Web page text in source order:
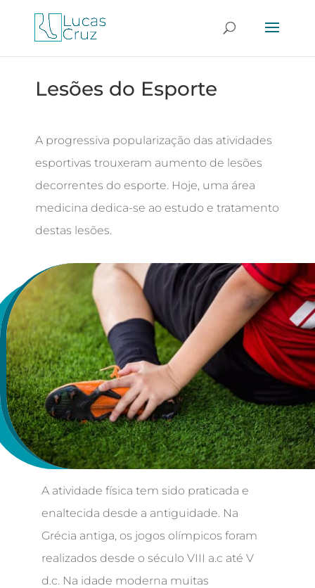
Lesões do Esporte
A progressiva popularização das atividades
esportivas trouxeram aumento de lesões
decorrentes do esporte. Hoje, uma área
medicina dedica-se ao estudo e tratamento
destas lesões.
A atividade física tem sido praticada e
enaltecida desde a antiguidade. Na
Grécia antiga, os jogos olímpicos foram
realizados desde o século VIII a.c até V
d.c. Na idade moderna muitas